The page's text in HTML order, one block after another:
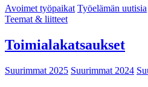
Avoimet työpaikat Työelämän uutisia
Teemat & liitteet
Toimialakatsaukset
Suurimmat 2025 Suurimmat 2024